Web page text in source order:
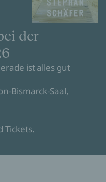
der
ist alles gut
Bismarck-Saal,
Tickets.